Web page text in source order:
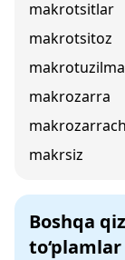
makrotsitlar
makrotsitoz
makrotuzilma
makrozarra
makrsiz
Boshqa
to‘plamlar